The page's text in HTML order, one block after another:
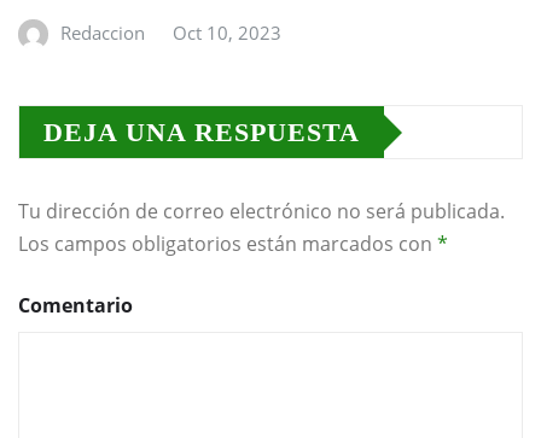
Redaccion Oct 10, 2023
DEJA UNA RESPUESTA
Tu dirección de correo electrónico no será publicada.
Los campos obligatorios están marcados con *
Comentario